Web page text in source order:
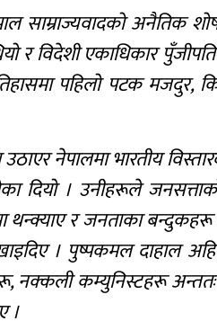
साम्राज्यवादको अनैतिक
र विदेशी एकाधिकार
पहिलो पटक मजदुर,
नेपालमा भारतीय
दियो । उनीहरूले
थन्क्याए र जनताका
। पुष्पकमल दाहाल
कम्युनिस्टहरू अन्ततः
।